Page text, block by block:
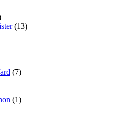
(13)
(7)
(1)